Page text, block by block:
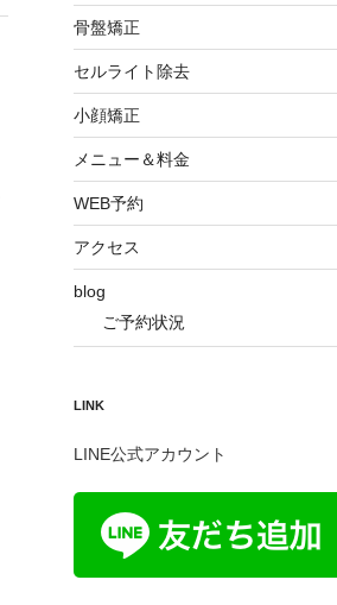
骨盤矯正
セルライト除去
小顔矯正
メニュー＆料金
WEB予約
アクセス
blog
ご予約状況
LINK
LINE公式アカウント